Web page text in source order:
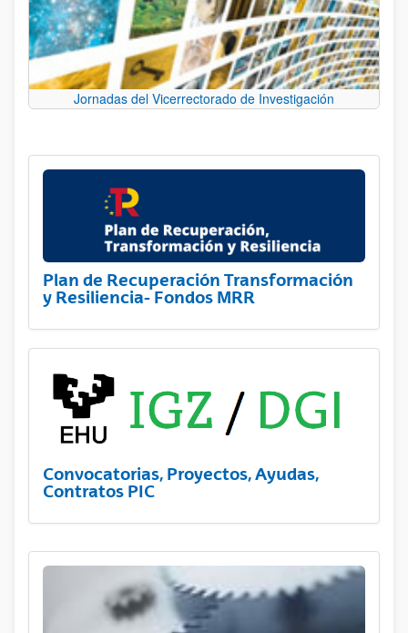
Jornadas del Vicerrectorado de Investigación
Plan de Recuperación Transformación
y Resiliencia- Fondos MRR
Convocatorias, Proyectos, Ayudas,
Contratos PIC